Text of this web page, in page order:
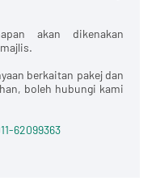
akan dikenakan
berkaitan pakej dan
boleh hubungi kami
62099363